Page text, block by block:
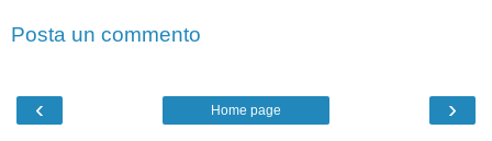
Posta un commento
‹ ›
Home page